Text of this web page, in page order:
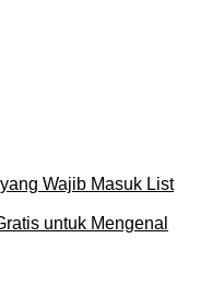
Wajib Masuk List
untuk Mengenal